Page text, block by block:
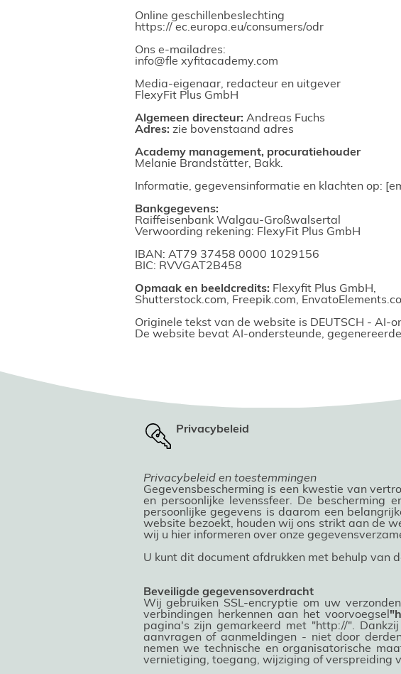
Online geschillenbeslechting
https://ec.europa.eu/consumers/odr
Ons e-mailadres:
info@fle xyfitacademy.com
Media-eigenaar, redacteur en uitgever
FlexyFit Plus GmbH
Algemeen directeur: Andreas Fuchs
Adres: zie bovenstaand adres
Academy management, procuratiehouder
Melanie Brandstätter, Bakk.
Informatie, gegevensinformatie en klachten op:
Bankgegevens:
Raiffeisenbank Walgau-Großwalsertal
Verwoording rekening: FlexyFit Plus GmbH
IBAN: AT79 37458 0000 1029156
BIC: RVVGAT2B458
Opmaak en beeldcredits: Flexyfit Plus GmbH,
Shutterstock.com, Freepik.com,
Originele tekst van de website is DEUTSCH - AI-
De website bevat AI-ondersteunde,
Privacybeleid
Privacybeleid en toestemmingen
Gegevensbescherming is een kwestie van
en persoonlijke levenssfeer. De
persoonlijke gegevens is daarom een
website bezoekt, houden wij ons strikt aan de
wij u hier informeren over onze
U kunt dit document afdrukken met behulp van
Beveiligde gegevensoverdracht
Wij gebruiken SSL-encryptie om uw
verbindingen herkennen aan het voorvoegsel
pagina's zijn gemarkeerd met "http://".
aanvragen of aanmeldingen - niet door
nemen we technische en organisatorische
vernietiging, toegang, wijziging of verspreiding